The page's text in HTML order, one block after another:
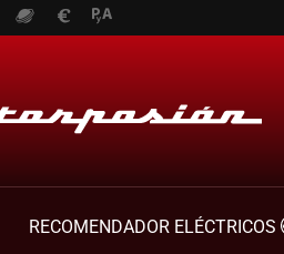
RECOMENDADOR ELÉCTRICOS